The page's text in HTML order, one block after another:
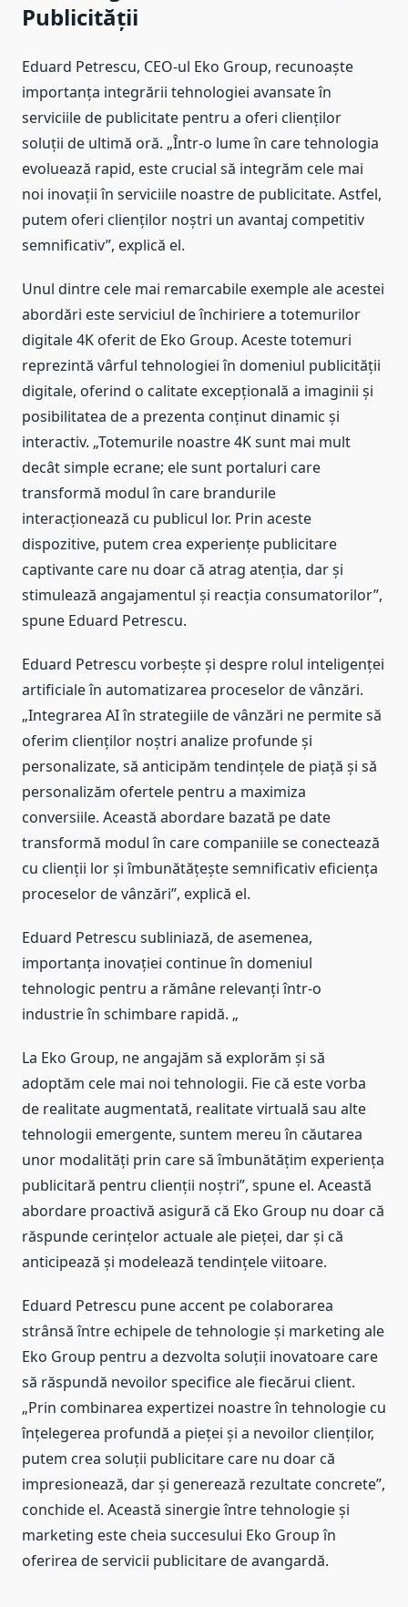
Publicității
Eduard Petrescu, CEO-ul Eko Group, recunoaște
importanța integrării tehnologiei avansate în
serviciile de publicitate pentru a oferi clienților
soluții de ultimă oră. „Într-o lume în care tehnologia
evoluează rapid, este crucial să integrăm cele mai
noi inovații în serviciile noastre de publicitate. Astfel,
putem oferi clienților noștri un avantaj competitiv
semnificativ”, explică el.
Unul dintre cele mai remarcabile exemple ale acestei
abordări este serviciul de închiriere a totemurilor
digitale 4K oferit de Eko Group. Aceste totemuri
reprezintă vârful tehnologiei în domeniul publicității
digitale, oferind o calitate excepțională a imaginii și
posibilitatea de a prezenta conținut dinamic și
interactiv. „Totemurile noastre 4K sunt mai mult
decât simple ecrane; ele sunt portaluri care
transformă modul în care brandurile
interacționează cu publicul lor. Prin aceste
dispozitive, putem crea experiențe publicitare
captivante care nu doar că atrag atenția, dar și
stimulează angajamentul și reacția consumatorilor”,
spune Eduard Petrescu.
Eduard Petrescu vorbește și despre rolul inteligenței
artificiale în automatizarea proceselor de vânzări.
„Integrarea AI în strategiile de vânzări ne permite să
oferim clienților noștri analize profunde și
personalizate, să anticipăm tendințele de piață și să
personalizăm ofertele pentru a maximiza
conversiile. Această abordare bazată pe date
transformă modul în care companiile se conectează
cu clienții lor și îmbunătățește semnificativ eficiența
proceselor de vânzări”, explică el.
Eduard Petrescu subliniază, de asemenea,
importanța inovației continue în domeniul
tehnologic pentru a rămâne relevanți într-o
industrie în schimbare rapidă. „
La Eko Group, ne angajăm să explorăm și să
adoptăm cele mai noi tehnologii. Fie că este vorba
de realitate augmentată, realitate virtuală sau alte
tehnologii emergente, suntem mereu în căutarea
unor modalități prin care să îmbunătățim experiența
publicitară pentru clienții noștri”, spune el. Această
abordare proactivă asigură că Eko Group nu doar că
răspunde cerințelor actuale ale pieței, dar și că
anticipează și modelează tendințele viitoare.
Eduard Petrescu pune accent pe colaborarea
strânsă între echipele de tehnologie și marketing ale
Eko Group pentru a dezvolta soluții inovatoare care
să răspundă nevoilor specifice ale fiecărui client.
„Prin combinarea expertizei noastre în tehnologie cu
înțelegerea profundă a pieței și a nevoilor clienților,
putem crea soluții publicitare care nu doar că
impresionează, dar și generează rezultate concrete”,
conchide el. Această sinergie între tehnologie și
marketing este cheia succesului Eko Group în
oferirea de servicii publicitare de avangardă.